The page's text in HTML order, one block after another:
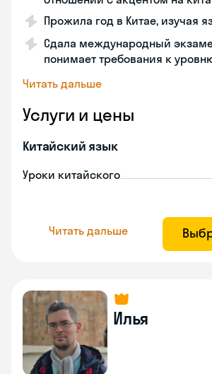
Прожила год в Китае, изучая
Сдала международный
понимает требования к
Читать дальше
Услуги и цены
Китайский язык
Уроки китайского
Читать дальше
Илья